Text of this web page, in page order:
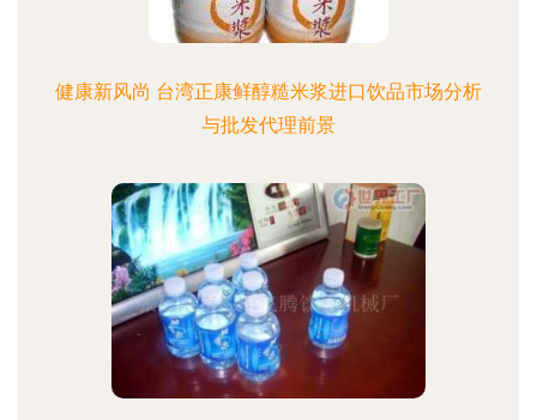
健康新风尚 台湾正康鲜醇糙米浆进口饮品市场分析
与批发代理前景